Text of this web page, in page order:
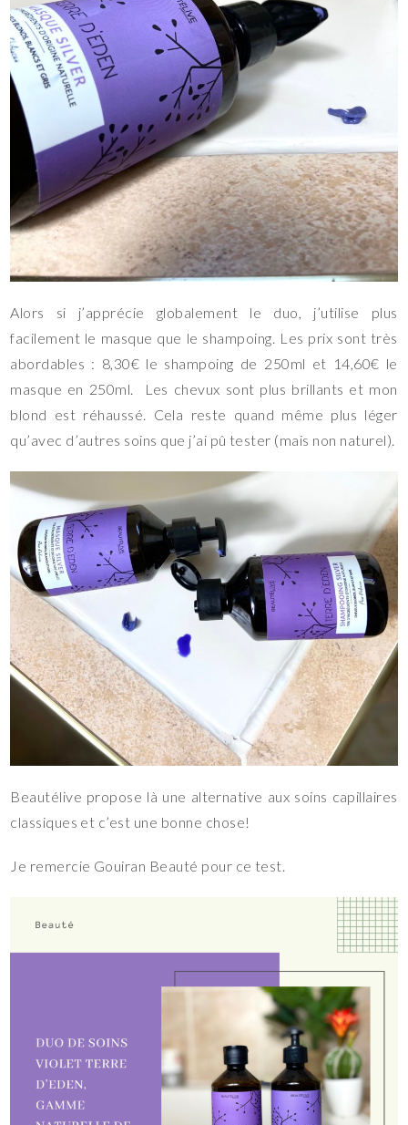
Alors si j’apprécie globalement le duo, j’utilise plus
facilement le masque que le shampoing. Les prix sont très
abordables : 8,30€ le shampoing de 250ml et 14,60€ le
masque en 250ml. Les chevux sont plus brillants et mon
blond est réhaussé. Cela reste quand même plus léger
qu’avec d’autres soins que j’ai pû tester (mais non naturel).
Beautélive propose là une alternative aux soins capillaires
classiques et c’est une bonne chose!
Je remercie Gouiran Beauté pour ce test.